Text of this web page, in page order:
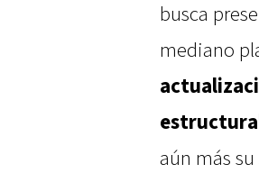
busca
mediano
aún más